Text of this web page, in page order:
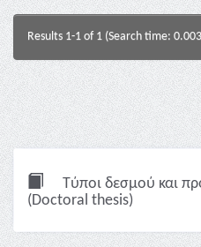
Results 1-1 of 1 (Search time:
Τύποι δεσμού και
(Doctoral thesis)